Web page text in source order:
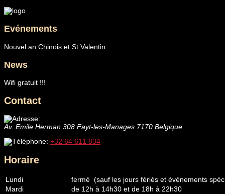
Evénements
Nouvel an Chinois et St Valentin
News
Wifi gratuit !!!
Contact
Av. Emile Herman 308 Fayt-les-Manages 7170 Belgique
+32 64 611 834
Horaire
Lundi
fermé (sauf les jours fériés et événements
Mardi
de 12h à 14h30 et de 18h à 22h30